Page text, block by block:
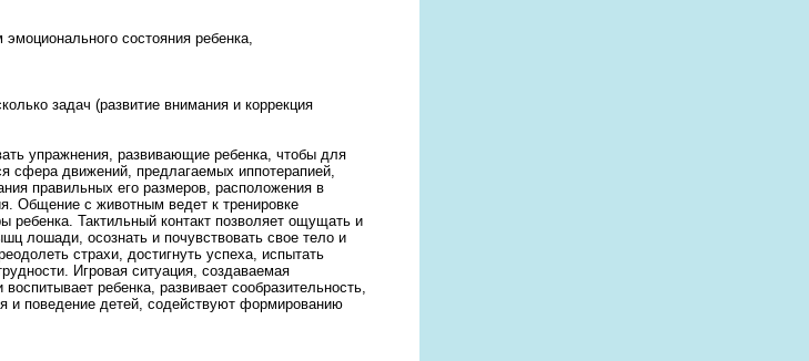
состояния ребенка,
задач (развитие внимания и коррекция
упражнения, развивающие ребенка, чтобы для
сфера движений, предлагаемых иппотерапией,
правильных его размеров, расположения в
Общение с животным ведет к тренировке
Тактильный контакт позволяет ощущать и
лошади, осознать и почувствовать свое тело и
страхи, достигнуть успеха, испытать
Игровая ситуация, создаваемая
ребенка, развивает сообразительность,
и поведение детей, содействуют формированию